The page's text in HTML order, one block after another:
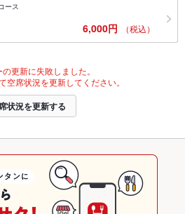
ース
6,000円 （税込）
更新に失敗しました。
空席状況を更新してください。
状況を更新する